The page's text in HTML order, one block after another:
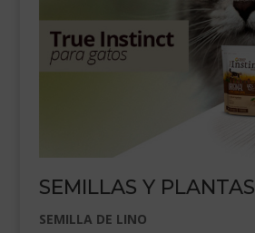
SEMILLAS Y PLANTAS
SEMILLA DE LINO